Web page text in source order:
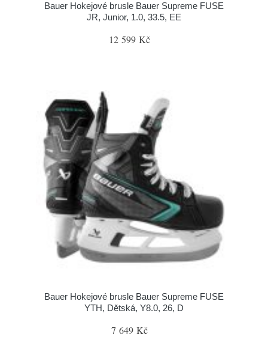
Bauer Hokejové brusle Bauer Supreme FUSE
JR, Junior, 1.0, 33.5, EE
12 599 Kč
Bauer Hokejové brusle Bauer Supreme FUSE
YTH, Dětská, Y8.0, 26, D
7 649 Kč